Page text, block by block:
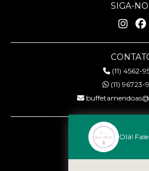
SIGA-
(11) 4562-
(11) 96723-
MENU
Quem
Olá!